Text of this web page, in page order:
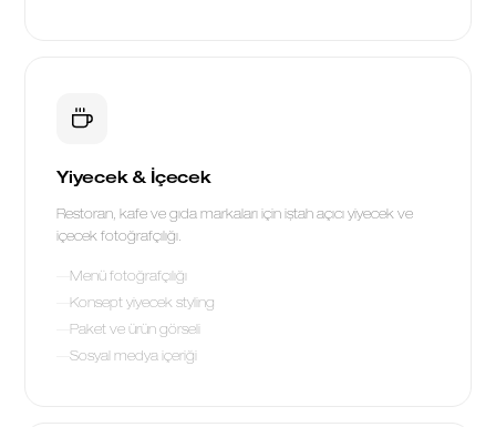
Yiyecek & İçecek
Restoran, kafe ve gıda markaları için iştah açıcı yiyecek ve
içecek fotoğrafçılığı.
Menü fotoğrafçılığı
Konsept yiyecek styling
Paket ve ürün görseli
Sosyal medya içeriği